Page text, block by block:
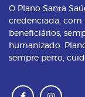
O Plano Santa
credenciada, com
beneficiários,
humanizado.
sempre perto,